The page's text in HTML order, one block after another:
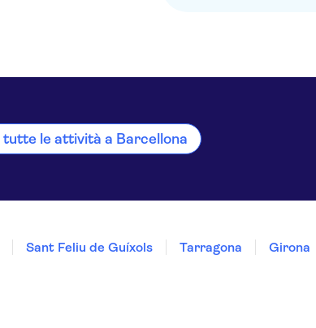
tutte le attività a Barcellona
Sant Feliu de Guíxols Tarragona Girona